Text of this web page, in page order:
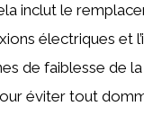
inclut le
électriques et
de faiblesse de
éviter tout